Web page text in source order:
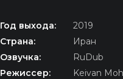
Год выхода:
2019
Страна:
Иран
Озвучка:
RuDub
Режиссер:
Keivan